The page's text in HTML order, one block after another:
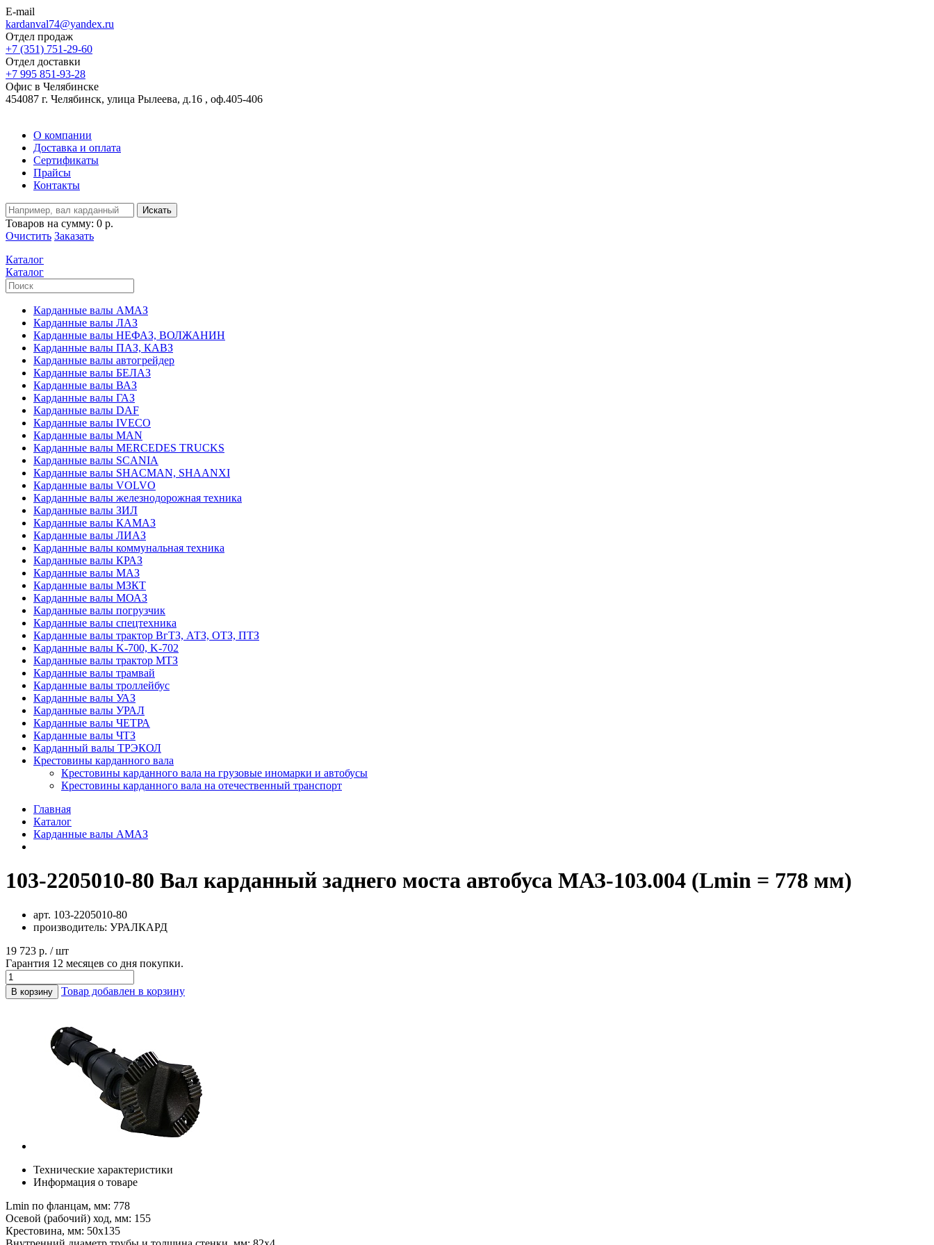
E-mail
kardanval74@yandex.ru
Отдел продаж
+7 (351) 751-29-60
Отдел доставки
+7 995 851-93-28
Офис в Челябинске
454087 г. Челябинск, улица Рылеева, д.16 , оф.405-406
О компании
Доставка и оплата
Сертификаты
Прайсы
Контакты
Искать
Товаров на сумму: 0 р.
Очистить Заказать
Каталог
Каталог
Карданные валы АМАЗ
Карданные валы ЛАЗ
Карданные валы НЕФАЗ, ВОЛЖАНИН
Карданные валы ПАЗ, КАВЗ
Карданные валы автогрейдер
Карданные валы БЕЛАЗ
Карданные валы ВАЗ
Карданные валы ГАЗ
Карданные валы DAF
Карданные валы IVECO
Карданные валы MAN
Карданные валы MERCEDES TRUCKS
Карданные валы SCANIA
Карданные валы SHACMAN, SHAANXI
Карданные валы VOLVO
Карданные валы железнодорожная техника
Карданные валы ЗИЛ
Карданные валы КАМАЗ
Карданные валы ЛИАЗ
Карданные валы коммунальная техника
Карданные валы КРАЗ
Карданные валы МАЗ
Карданные валы МЗКТ
Карданные валы МОАЗ
Карданные валы погрузчик
Карданные валы спецтехника
Карданные валы трактор ВгТЗ, АТЗ, ОТЗ, ПТЗ
Карданные валы K-700, K-702
Карданные валы трактор МТЗ
Карданные валы трамвай
Карданные валы троллейбус
Карданные валы УАЗ
Карданные валы УРАЛ
Карданные валы ЧЕТРА
Карданные валы ЧТЗ
Карданный валы ТРЭКОЛ
Крестовины карданного вала
Крестовины карданного вала на грузовые иномарки и автобусы
Крестовины карданного вала на отечественный транспорт
Главная
Каталог
Карданные валы АМАЗ
103-2205010-80 Вал карданный заднего моста автобуса МАЗ-103.004 (Lmin = 778 мм)
арт. 103-2205010-80
производитель: УРАЛКАРД
19 723 р. / шт
Гарантия 12 месяцев со дня покупки.
В корзину Товар добавлен в корзину
Технические характеристики
Информация о товаре
Lmin по фланцам, мм: 778
Осевой (рабочий) ход, мм: 155
Крестовина, мм: 50х135